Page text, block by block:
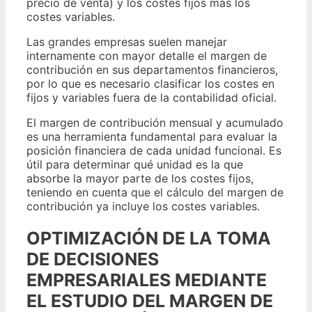
costes variables.
Las grandes empresas suelen manejar
internamente con mayor detalle el margen de
contribución en sus departamentos financieros,
por lo que es necesario clasificar los costes en
fijos y variables fuera de la contabilidad oficial.
El margen de contribución mensual y acumulado
es una herramienta fundamental para evaluar la
posición financiera de cada unidad funcional. Es
útil para determinar qué unidad es la que
absorbe la mayor parte de los costes fijos,
teniendo en cuenta que el cálculo del margen de
contribución ya incluye los costes variables.
OPTIMIZACIÓN DE LA TOMA
DE DECISIONES
EMPRESARIALES MEDIANTE
EL ESTUDIO DEL MARGEN DE